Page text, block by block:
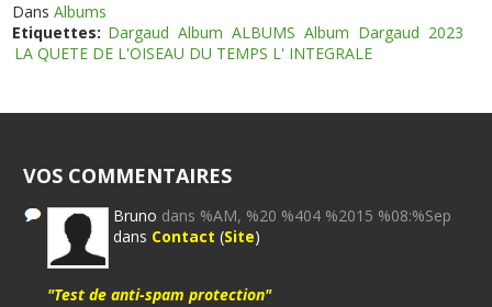
DansAlbums
Etiquettes: Dargaud Album ALBUMS Album Dargaud 2023
LA QUETE DE L'OISEAU DU TEMPS L' INTEGRALE
VOS COMMENTAIRES
Bruno dans %AM, %20 %404 %2015 %08:%Sep
dans Contact (Site)
"Test de anti-spam protection"